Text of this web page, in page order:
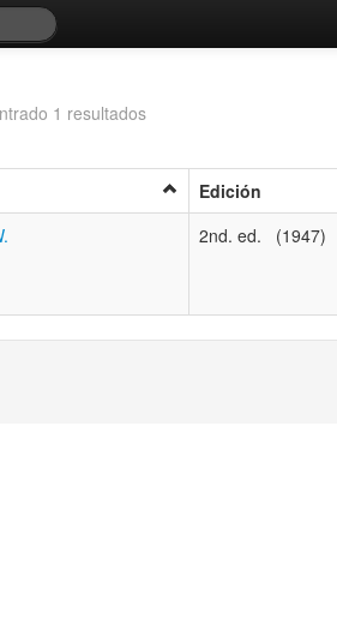
1 resultados
Edición
2nd. ed. (1947)